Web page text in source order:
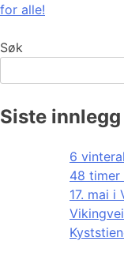
for alle!
Søk
Siste innlegg
6
48 timer
17. mai